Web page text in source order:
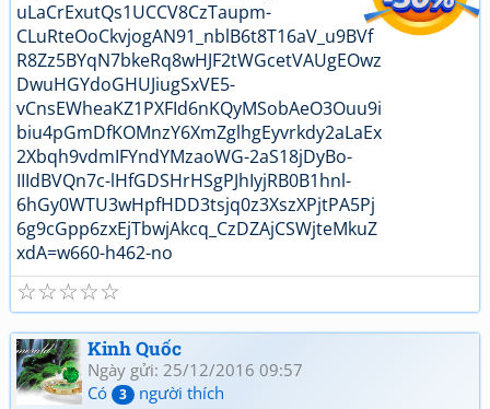
☆
☆
☆
☆
☆
Kinh Quốc
Ngày gửi: 25/12/2016 09:57
Có
3 người thích